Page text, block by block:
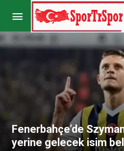
Fenerbahçe’de
yerine gelecek isim
Bursaspor’da ayrılık!